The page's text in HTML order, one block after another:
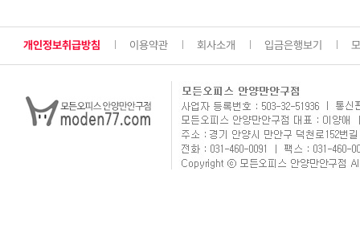
개인정보취급방침 이용약관 회사소개 입금은행보기